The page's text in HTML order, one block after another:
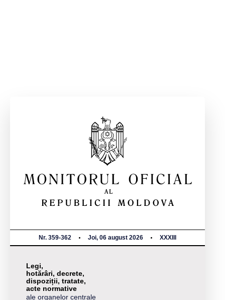
Nr. 359-362 Joi, 06 august 2026 XXXIII
Legi,
hotărâri, decrete,
dispoziții, tratate,
acte normative
ale organelor centrale